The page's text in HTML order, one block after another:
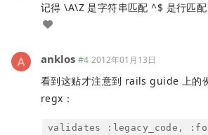
记得 \A\Z 是字符串匹配 ^$ 是行匹配
anklos #4 2012年01月13日
看到这贴才注意到 rails guide 上的
regx：
validates :legacy_code,